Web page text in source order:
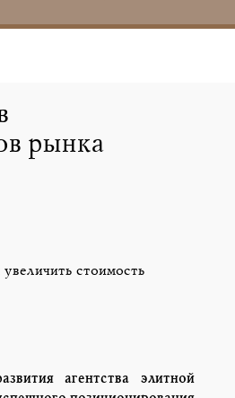
рынка
стоимость
агентства элитной